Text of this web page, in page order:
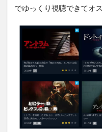
でゆっくり視聴できてオ